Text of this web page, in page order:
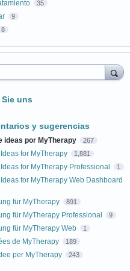
35
9
8
uns
y sugerencias
ideas por MyTherapy 267
for MyTherapy 1,881
for MyTherapy Professional 1
for MyTherapy Web Dashboard
für MyTherapy 891
für MyTherapy Professional 9
für MyTherapy Web 1
de MyTherapy 189
per MyTherapy 243